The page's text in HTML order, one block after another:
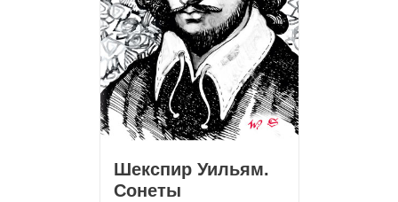
Шекспир Уильям.
Сонеты